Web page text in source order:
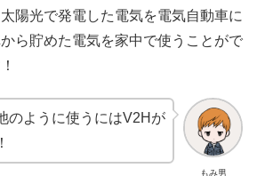
陽光で発電した電気を電気自動車に
ら貯めた電気を家中で使うことがで
もみ男
のように使うにはV2Hが